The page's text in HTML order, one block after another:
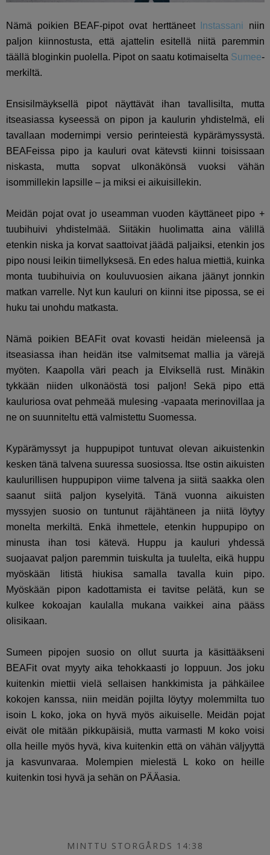
Nämä poikien BEAF-pipot ovat herttäneet Instassani niin
paljon kiinnostusta, että ajattelin esitellä niitä paremmin
täällä bloginkin puolella. Pipot on saatu kotimaiselta Sumee-
merkiltä.
Ensisilmäyksellä pipot näyttävät ihan tavallisilta, mutta
itseasiassa kyseessä on pipon ja kaulurin yhdistelmä, eli
tavallaan modernimpi versio perinteiestä kypärämyssystä.
BEAFeissa pipo ja kauluri ovat kätevsti kiinni toisissaan
niskasta, mutta sopvat ulkonäkönsä vuoksi vähän
isommillekin lapsille – ja miksi ei aikuisillekin.
Meidän pojat ovat jo useamman vuoden käyttäneet pipo +
tuubihuivi yhdistelmää. Siitäkin huolimatta aina välillä
etenkin niska ja korvat saattoivat jäädä paljaiksi, etenkin jos
pipo nousi leikin tiimellyksesä. En edes halua miettiä, kuinka
monta tuubihuivia on kouluvuosien aikana jäänyt jonnkin
matkan varrelle. Nyt kun kauluri on kiinni itse pipossa, se ei
huku tai unohdu matkasta.
Nämä poikien BEAFit ovat kovasti heidän mieleensä ja
itseasiassa ihan heidän itse valmitsemat mallia ja värejä
myöten. Kaapolla väri peach ja Elviksellä rust. Minäkin
tykkään niiden ulkonäöstä tosi paljon! Sekä pipo että
kauluriosa ovat pehmeää mulesing -vapaata merinovillaa ja
ne on suunniteltu että valmistettu Suomessa.
Kypärämyssyt ja huppupipot tuntuvat olevan aikuistenkin
kesken tänä talvena suuressa suosiossa. Itse ostin aikuisten
kaulurillisen huppupipon viime talvena ja siitä saakka olen
saanut siitä paljon kyselyitä. Tänä vuonna aikuisten
myssyjen suosio on tuntunut räjähtäneen ja niitä löytyy
monelta merkiltä. Enkä ihmettele, etenkin huppupipo on
minusta ihan tosi kätevä. Huppu ja kauluri yhdessä
suojaavat paljon paremmin tuiskulta ja tuulelta, eikä huppu
myöskään litistä hiukisa samalla tavalla kuin pipo.
Myöskään pipon kadottamista ei tavitse pelätä, kun se
kulkee kokoajan kaulalla mukana vaikkei aina pääss
olisikaan.
Sumeen pipojen suosio on ollut suurta ja käsittääkseni
BEAFit ovat myyty aika tehokkaasti jo loppuun. Jos joku
kuitenkin miettii vielä sellaisen hankkimista ja pähkäilee
kokojen kanssa, niin meidän pojilta löytyy molemmilta tuo
isoin L koko, joka on hyvä myös aikuiselle. Meidän pojat
eivät ole mitään pikkupäisiä, mutta varmasti M koko voisi
olla heille myös hyvä, kiva kuitenkin että on vähän väljyyttä
ja kasvunvaraa. Molempien mielestä L koko on heille
kuitenkin tosi hyvä ja sehän on PÄÄasia.
MINTTU STORGÅRDS 14:38